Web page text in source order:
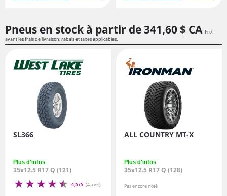
Pneus en stock à partir de341,60 $ CA Prix
avant les frais de livraison, rabais et taxes applicables.
SL366
Plus d'infos
35x12.5 R17 Q (121)
4,5/5 (4 avis)
ALL COUNTRY MT-X
Plus d'infos
35x12.5 R17 Q (128)
Pas encore noté